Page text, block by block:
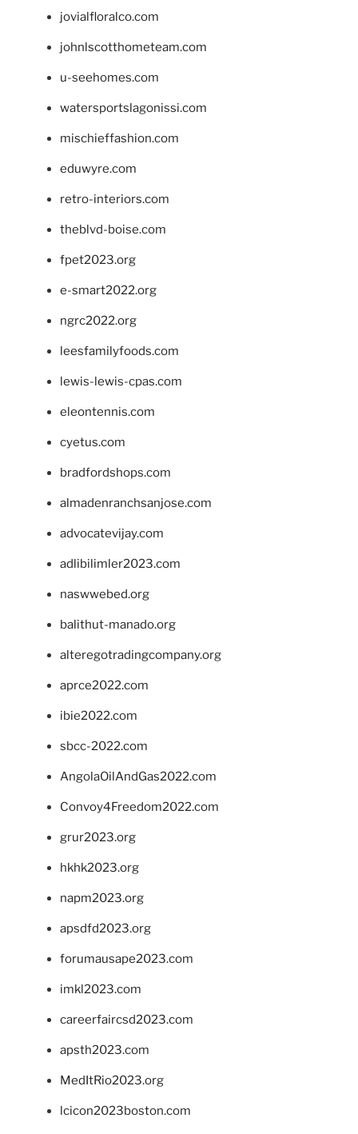
jovialfloralco.com
johnlscotthometeam.com
u-seehomes.com
watersportslagonissi.com
mischieffashion.com
eduwyre.com
retro-interiors.com
theblvd-boise.com
fpet2023.org
e-smart2022.org
ngrc2022.org
leesfamilyfoods.com
lewis-lewis-cpas.com
eleontennis.com
cyetus.com
bradfordshops.com
almadenranchsanjose.com
advocatevijay.com
adlibilimler2023.com
naswwebed.org
balithut-manado.org
alteregotradingcompany.org
aprce2022.com
ibie2022.com
sbcc-2022.com
AngolaOilAndGas2022.com
Convoy4Freedom2022.com
grur2023.org
hkhk2023.org
napm2023.org
apsdfd2023.org
forumausape2023.com
imkl2023.com
careerfaircsd2023.com
apsth2023.com
MedItRio2023.org
lcicon2023boston.com